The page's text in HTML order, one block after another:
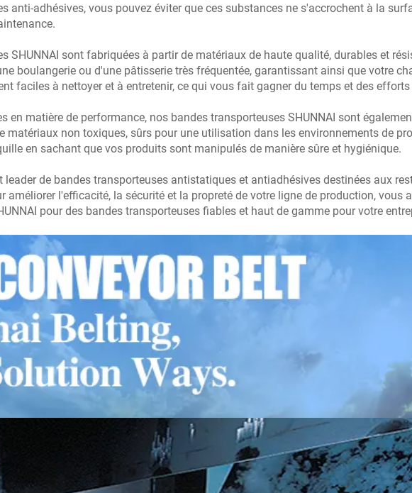
anti-adhésives, vous pouvez éviter que ces substances ne s'accrochent à la
SHUNNAI sont fabriquées à partir de matériaux de haute qualité, durables et
boulangerie ou d'une pâtisserie très fréquentée, garantissant ainsi que votre
faciles à nettoyer et à entretenir, ce qui vous fait gagner du temps et des
en matière de performance, nos bandes transporteuses SHUNNAI sont
matériaux non toxiques, sûrs pour une utilisation dans les environnements de
en sachant que vos produits sont manipulés de manière sûre et hygiénique.
leader de bandes transporteuses antistatiques et antiadhésives destinées aux
améliorer l'efficacité, la sécurité et la propreté de votre ligne de production,
pour des bandes transporteuses fiables et haut de gamme pour votre